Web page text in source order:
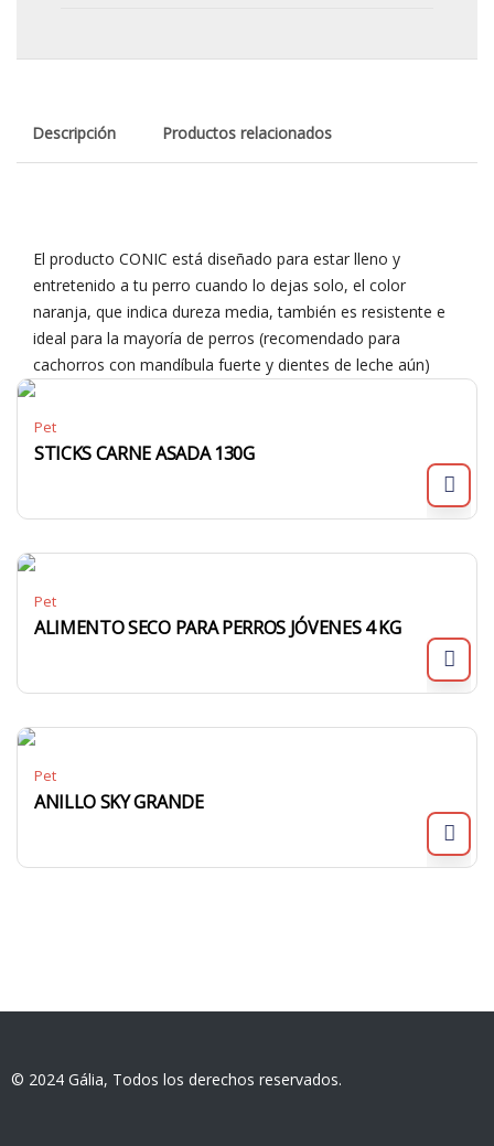
Descripción Productos relacionados
El producto CONIC está diseñado para estar lleno y
entretenido a tu perro cuando lo dejas solo, el color
naranja, que indica dureza media, también es resistente e
ideal para la mayoría de perros (recomendado para
cachorros con mandíbula fuerte y dientes de leche aún)
Pet
STICKS CARNE ASADA 130G
Pet
ALIMENTO SECO PARA PERROS JÓVENES 4 KG
Pet
ANILLO SKY GRANDE
© 2024 Gália, Todos los derechos reservados.